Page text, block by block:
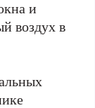
и
воздух в